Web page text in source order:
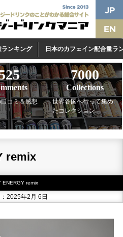
ンキング 日本のカフェイン配合量ラ
コミ＆感想
7000
Collections
世界各国へ行って集め
たコレクション
remix
ENERGY remix
2025年2月 6日